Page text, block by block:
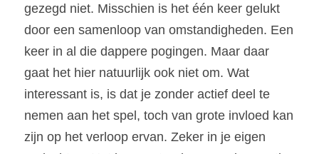
gezegd niet. Misschien is het één keer gelukt
door een samenloop van omstandigheden. Een
keer in al die dappere pogingen. Maar daar
gaat het hier natuurlijk ook niet om. Wat
interessant is, is dat je zonder actief deel te
nemen aan het spel, toch van grote invloed kan
zijn op het verloop ervan. Zeker in je eigen